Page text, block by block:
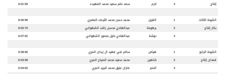
إنتاج
3 لازم سعد عامر سعيد محمد الفهيده 6:01:59
الشوط الثالث 1 الغزيل محمد حسن محمد الثيماء العامري
6:00:99
بكار إنتاج
2 برهومة عبدالهادي محسن راشد الشهواني
6:02:70
3
دوشة عبدالهادي خليل منصور الشهواني 6:07:81
الشوط الرابع 1 هياض سالم علي فهيد ال زبدان المري
5:58:60
قعدان إنتاج
2 شاهين محمد سعيد محمد الصياح المري
6:03:99
3
النصر فاران عتيق محمد البريد المري 6:04:62